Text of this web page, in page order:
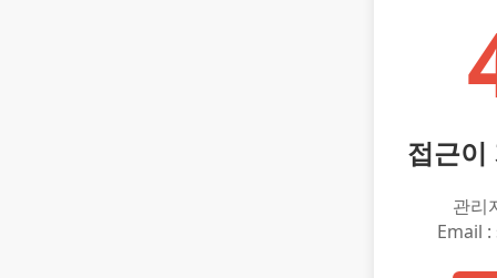
접근이
관리
Email